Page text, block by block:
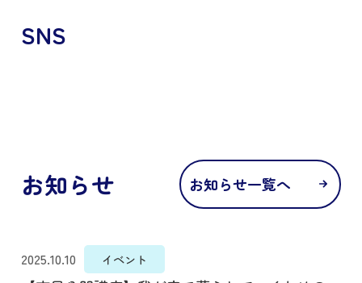
SNS
お知らせ お知らせ一覧へ
2025.10.10 イベント